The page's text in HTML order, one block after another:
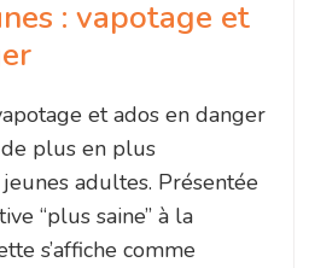
: vapotage et
et ados en danger
plus en plus
adultes. Présentée
“plus saine” à la
s’affiche comme